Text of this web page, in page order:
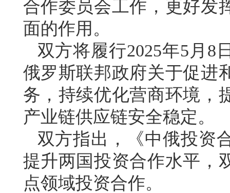
合作委员会工作，更好发
面的作用。
双方将履行2025年5月8
俄罗斯联邦政府关于促进
务，持续优化营商环境，
产业链供应链安全稳定。
双方指出，《中俄投资
提升两国投资合作水平，
点领域投资合作。